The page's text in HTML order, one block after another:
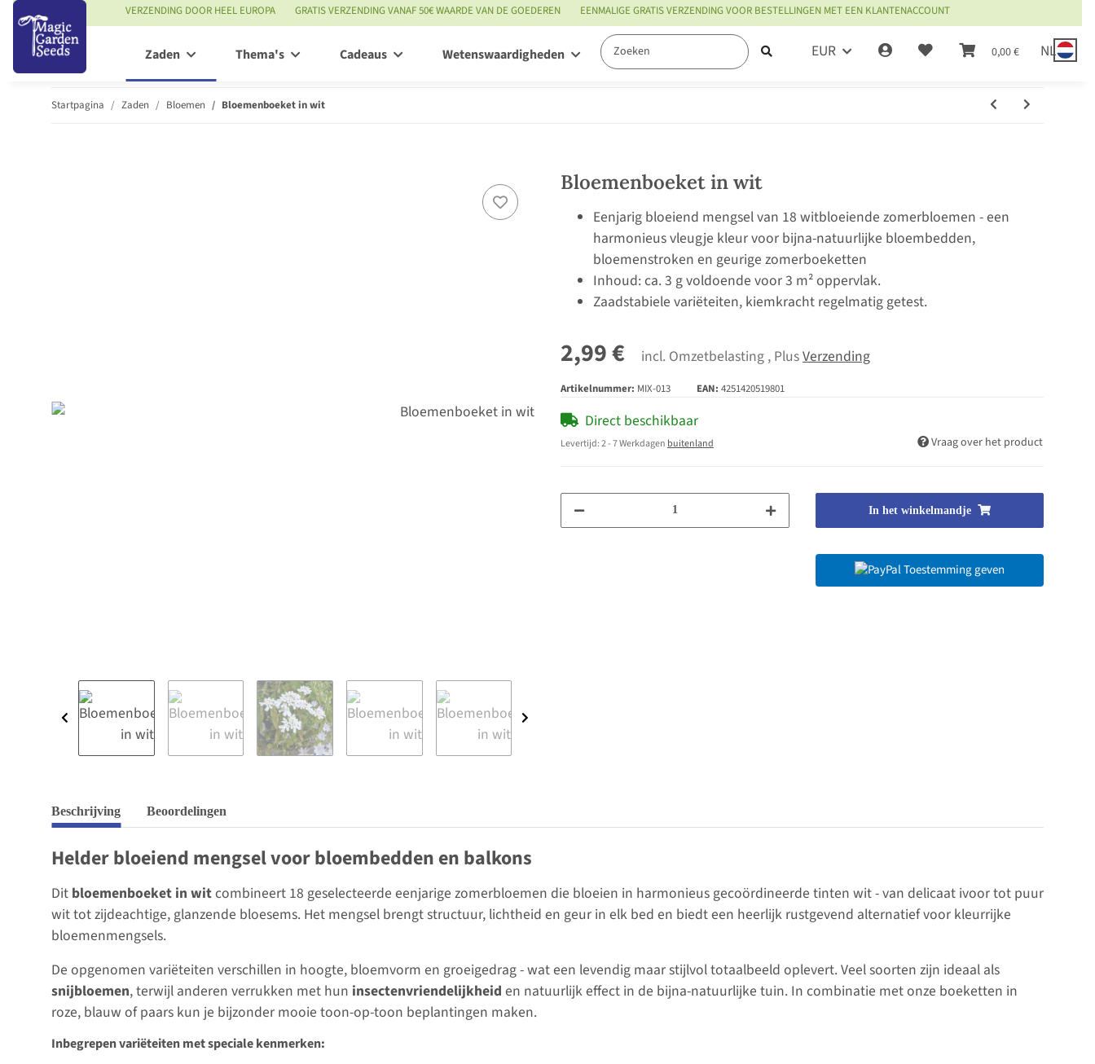
VERZENDING DOOR HEEL EUROPA GRATIS VERZENDING VANAF 50€ WAARDE VAN DE GOEDEREN EENMALIGE GRATIS VERZENDING VOOR BESTELLINGEN MET EEN KLANTENACCOUNT
EUR 0,00 € NL
Zaden Thema's Cadeaus Wetenswaardigheden Service
Startpagina Zaden Bloemen Bloemenboeket in wit
Bloemenboeket in wit
Eenjarig bloeiend mengsel van 18 witbloeiende zomerbloemen - een
harmonieus vleugje kleur voor bijna-natuurlijke bloembedden,
bloemenstroken en geurige zomerboeketten
Inhoud: ca. 3 g voldoende voor 3 m² oppervlak.
Zaadstabiele variëteiten, kiemkracht regelmatig getest.
2,99 € incl. Omzetbelasting , PlusVerzending
Artikelnummer: MIX-013 EAN: 4251420519801
Direct beschikbaar
Levertijd:2 - 7 Werkdagen buitenland Vraag over het product
In het winkelmandje
Toestemming geven
Beschrijving Beoordelingen
Helder bloeiend mengsel voor bloembedden en balkons
Dit bloemenboeket in witcombineert 18 geselecteerde eenjarige zomerbloemen die bloeien in harmonieus gecoördineerde tinten wit - van delicaat ivoor tot puur
wit tot zijdeachtige, glanzende bloesems. Het mengsel brengt structuur, lichtheid en geur in elk bed en biedt een heerlijk rustgevend alternatief voor kleurrijke
bloemenmengsels.
De opgenomen variëteiten verschillen in hoogte, bloemvorm en groeigedrag - wat een levendig maar stijlvol totaalbeeld oplevert. Veel soorten zijn ideaal als
snijbloemen, terwijl anderen verrukken met hun insectenvriendelijkheid en natuurlijk effect in de bijna-natuurlijke tuin. In combinatie met onze boeketten in
roze, blauw of paars kun je bijzonder mooie toon-op-toon beplantingen maken.
Inbegrepen variëteiten met speciale kenmerken: